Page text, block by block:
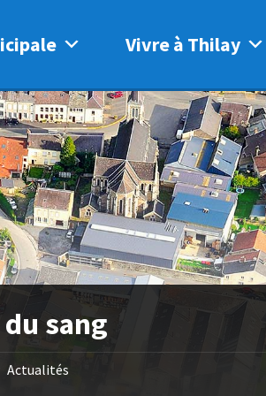
Vivre à Thilay
du sang
Actualités